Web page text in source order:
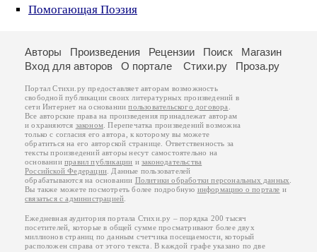
Помогающая Поэзия
Авторы Произведения Рецензии Поиск
Магазин
Вход для авторов
О портале Стихи.ру Проза.ру
Портал Стихи.ру предоставляет авторам возможность
свободной публикации своих литературных произведений в
сети Интернет на основаниипользовательского договора
Все авторские права на произведения принадлежат авторам
и охраняются законом . Перепечатка произведений возможна
только с согласия его автора, к которому вы можете
обратиться на его авторской странице. Ответственность за
тексты произведений авторы несут самостоятельно на
основанииправил публикации изаконодательства
Российской Федерации . Данные пользователей
обрабатываются на основании Политики обработки персональных данных
Вы также можете посмотреть более подробную информацию о портале и
связаться с администрацией
Ежедневная аудитория портала Стихи.ру – порядка 200 тысяч
посетителей, которые в общей сумме просматривают более двух
миллионов страниц по данным счетчика посещаемости, который
расположен справа от этого текста. В каждой графе указано по две